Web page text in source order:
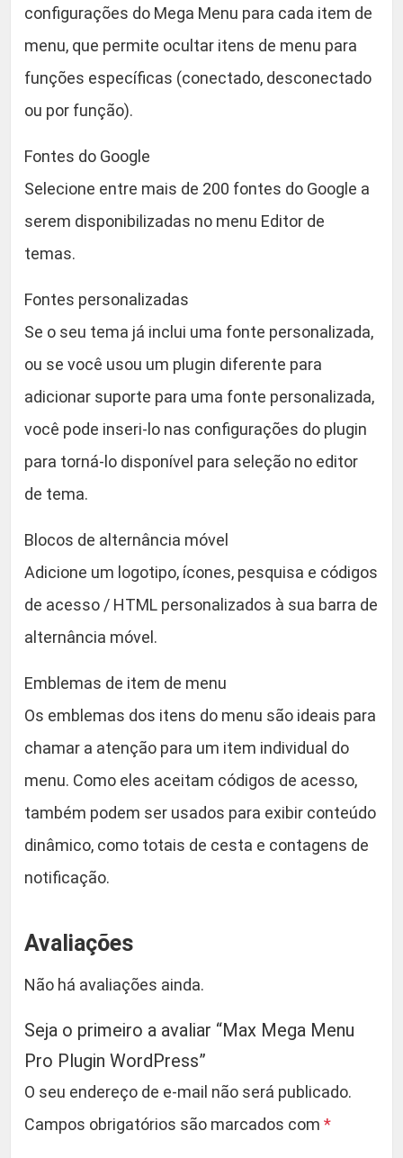
configurações do Mega Menu para cada item de
menu, que permite ocultar itens de menu para
funções específicas (conectado, desconectado
ou por função).
Fontes do Google
Selecione entre mais de 200 fontes do Google a
serem disponibilizadas no menu Editor de
temas.
Fontes personalizadas
Se o seu tema já inclui uma fonte personalizada,
ou se você usou um plugin diferente para
adicionar suporte para uma fonte personalizada,
você pode inseri-lo nas configurações do plugin
para torná-lo disponível para seleção no editor
de tema.
Blocos de alternância móvel
Adicione um logotipo, ícones, pesquisa e códigos
de acesso / HTML personalizados à sua barra de
alternância móvel.
Emblemas de item de menu
Os emblemas dos itens do menu são ideais para
chamar a atenção para um item individual do
menu. Como eles aceitam códigos de acesso,
também podem ser usados ​​para exibir conteúdo
dinâmico, como totais de cesta e contagens de
notificação.
Avaliações
Não há avaliações ainda.
Seja o primeiro a avaliar “Max Mega Menu
Pro Plugin WordPress”
O seu endereço de e-mail não será publicado.
Campos obrigatórios são marcados com *